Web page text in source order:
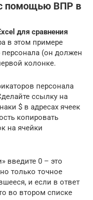
с помощью ВПР в
для сравнения
в этом примере
(он должен
колонке.
персонала
ссылку на
$ в адресах ячеек
копировать
на ячейки
введите 0 – это
только точное
и если в ответ
во втором списке